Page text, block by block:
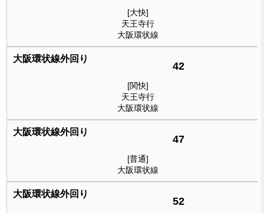
[大快]
天王寺行
大阪環状線
42
[関快]
天王寺行
大阪環状線
47
[普通]
大阪環状線
52